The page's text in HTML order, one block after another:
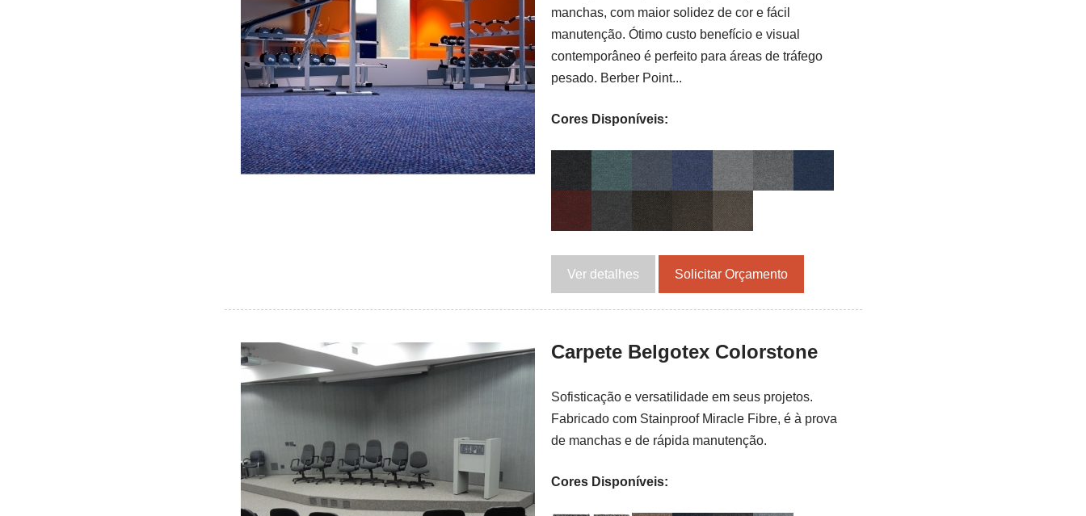
manchas, com maior solidez de cor e fácil
manutenção. Ótimo custo benefício e visual
contemporâneo é perfeito para áreas de tráfego
pesado. Berber Point...
Cores Disponíveis:
Ver detalhes Solicitar Orçamento
Carpete Belgotex Colorstone
Sofisticação e versatilidade em seus projetos.
Fabricado com Stainproof Miracle Fibre, é à prova
de manchas e de rápida manutenção.
Cores Disponíveis: